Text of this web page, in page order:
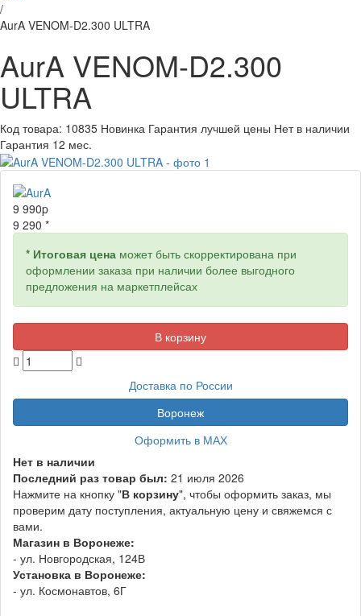
/
AurA VENOM-D2.300 ULTRA
AurA VENOM-D2.300
ULTRA
Код товара: 10835 Новинка Гарантия лучшей цены Нет в наличии
Гарантия 12 мес.
9 990p
9 290 *
* Итоговая цена может быть скорректирована при
оформлении заказа при наличии более выгодного
предложения на маркетплейсах
Доставка по России
Воронеж
Оформить в МАХ
Нет в наличии
Последний раз товар был: 21 июля 2026
Нажмите на кнопку "В корзину", чтобы оформить заказ, мы
проверим дату поступления, актуальную цену и свяжемся с
вами.
Магазин в Воронеже:
- ул. Новгородская, 124В
Установка в Воронеже:
- ул. Космонавтов, 6Г